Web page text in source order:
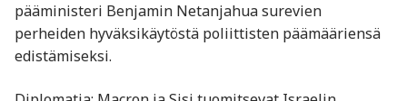
pääministeri Benjamin Netanjahua surevien
perheiden hyväksikäytöstä poliittisten päämääriensä
edistämiseksi. ​